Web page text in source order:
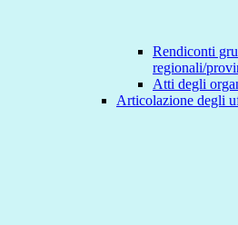
Rendiconti
regionali/
Atti degli
Articolazione degli